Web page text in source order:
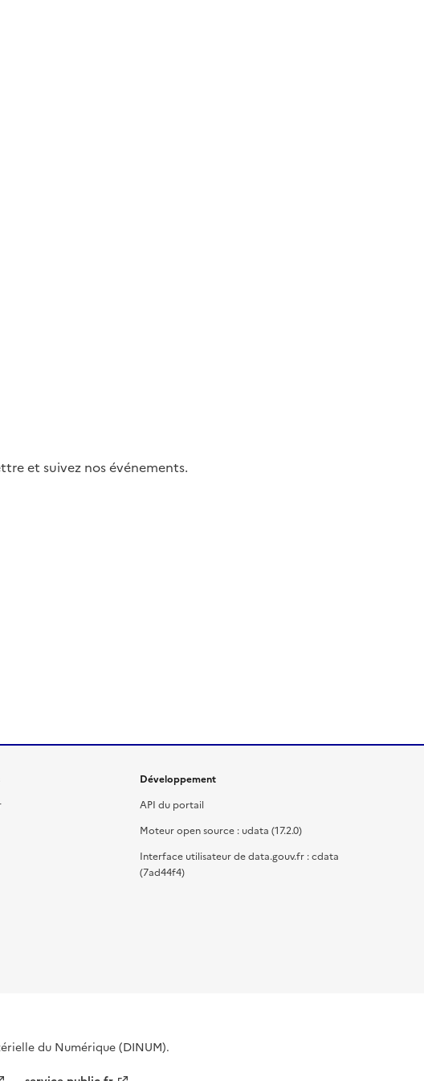
et suivez nos événements.
Développement
API du portail
Moteur open source : udata (17.2.0)
Interface utilisateur de data.gouv.fr : cdata
(7ad44f4)
du Numérique (DINUM).